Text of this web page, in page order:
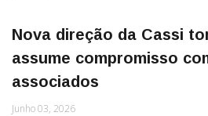
Nova direção da Cassi
assume compromisso
associados
Junho 03, 2026